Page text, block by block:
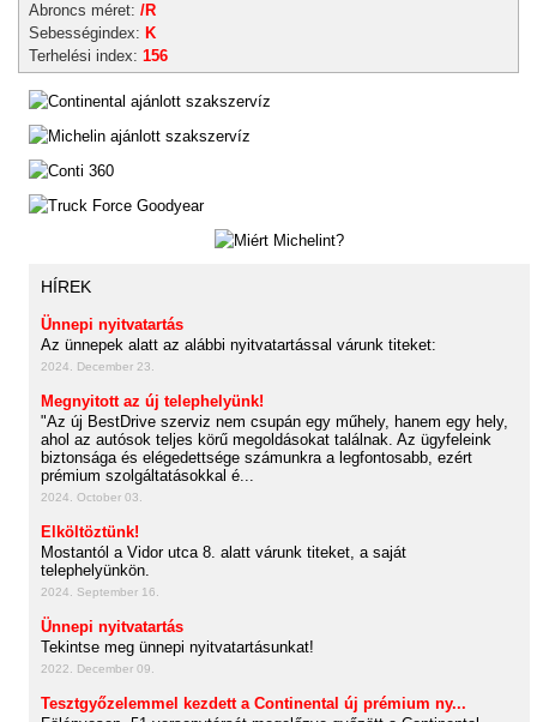
Abroncs méret: /R
Sebességindex: K
Terhelési index: 156
HÍREK
Ünnepi nyitvatartás
Az ünnepek alatt az alábbi nyitvatartással várunk titeket:
2024. December 23.
Megnyitott az új telephelyünk!
"Az új BestDrive szerviz nem csupán egy műhely, hanem egy hely,
ahol az autósok teljes körű megoldásokat találnak. Az ügyfeleink
biztonsága és elégedettsége számunkra a legfontosabb, ezért
prémium szolgáltatásokkal é...
2024. October 03.
Elköltöztünk!
Mostantól a Vidor utca 8. alatt várunk titeket, a saját
telephelyünkön.
2024. September 16.
Ünnepi nyitvatartás
Tekintse meg ünnepi nyitvatartásunkat!
2022. December 09.
Tesztgyőzelemmel kezdett a Continental új prémium ny...